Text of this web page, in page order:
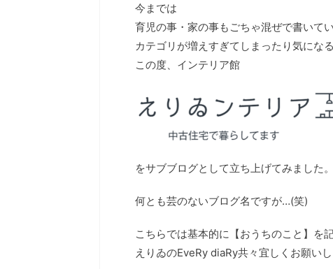
今までは
育児の事・家の事もごちゃ混ぜで書いて
カテゴリが増えすぎてしまったり気にな
この度、インテリア館
をサブブログとして立ち上げてみました。
何とも芸のないブログ名ですが…(笑)
こちらでは基本的に【おうちのこと】を
えりゐのEveRy diaRy共々宜しくお願いし